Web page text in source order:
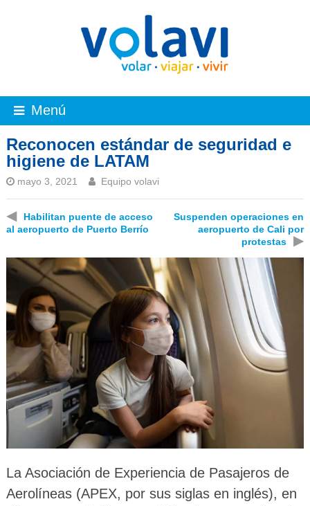
Menú
Reconocen estándar de seguridad e
higiene de LATAM
mayo 3, 2021 Equipo volavi
◀
Habilitan puente de acceso
al aeropuerto de Puerto Berrío
Suspenden operaciones en
aeropuerto de Cali por
protestas
▶
La Asociación de Experiencia de Pasajeros de
Aerolíneas (APEX, por sus siglas en inglés), en